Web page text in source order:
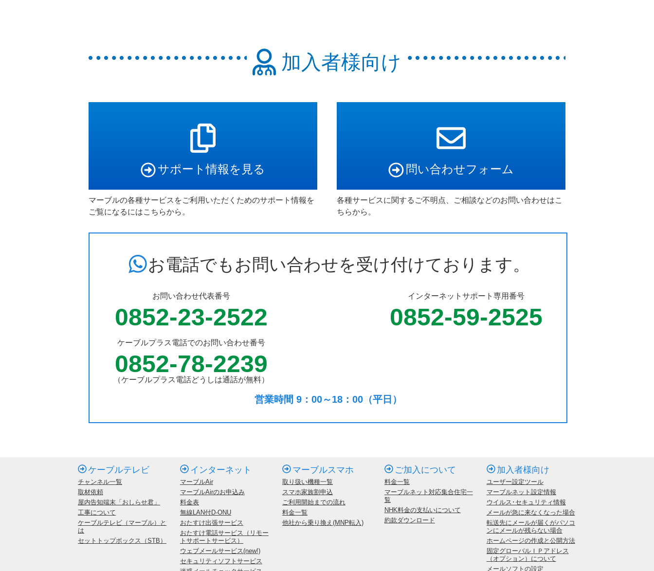
加入者様向け
サポート情報を見る
マーブルの各種サービスをご利用いただくためのサポート情報を
ご覧になるにはこちらから。
問い合わせフォーム
各種サービスに関するご不明点、ご相談などのお問い合わせはこ
ちらから。
お電話でもお問い合わせを受け付けております。
お問い合わせ代表番号
0852-23-2522
ケーブルプラス電話でのお問い合わせ番号
0852-78-2239
（ケーブルプラス電話どうしは通話が無料）
インターネットサポート専用番号
0852-59-2525
営業時間 9：00～18：00（平日）
ケーブルテレビ
チャンネル一覧
取材依頼
屋内告知端末「おしらせ君」
工事について
ケーブルテレビ（マーブル）と
は
セットトップボックス（STB）
インターネット
マーブルAir
マーブルAirのお申込み
料金表
無線LAN付D-ONU
おたすけ出張サービス
おたすけ電話サービス（リモー
トサポートサービス）
ウェブメールサービス(new!)
セキュリティソフトサービス
マーブルスマホ
取り扱い機種一覧
スマホ家族割申込
ご利用開始までの流れ
料金一覧
他社から乗り換え(MNP転入)
ご加入について
料金一覧
マーブルネット対応集合住宅一
覧
NHK料金の支払いについて
約款ダウンロード
加入者様向け
ユーザー設定ツール
マーブルネット設定情報
ウイルス･セキュリティ情報
メールが急に来なくなった場合
転送先にメールが届くがパソコ
ンにメールが残らない場合
ホームページの作成と公開方法
固定グローバルＩＰアドレス
（オプション）について
メールソフトの設定